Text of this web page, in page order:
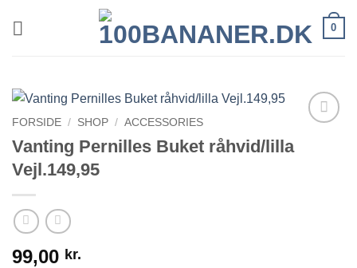
0
FORSIDE / SHOP / ACCESSORIES
Vanting Pernilles Buket råhvid/lilla
Vejl.149,95
99,00 kr.